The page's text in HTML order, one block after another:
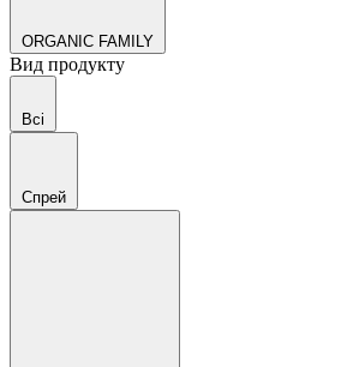
ORGANIC FAMILY
Вид продукту
Всі
Спрей